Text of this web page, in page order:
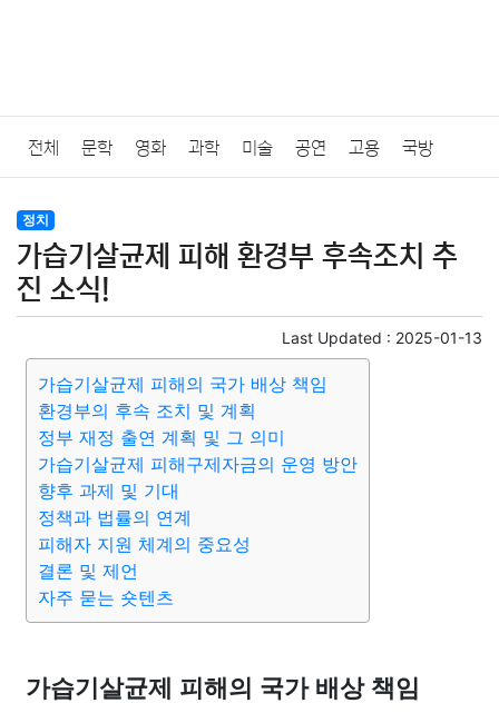
전체 문학 영화 과학 미술 공연 고용 국방
법률
질병 가요 방송 일상 주식 암호화폐 블록체인
미용 증권 인테리어
요리 상품리뷰 원예 금융 게임
대출 자동차 취미 여행 맛집 IT 컴퓨터
종교 사회 정치 건강
부동산 외국어
정치
가습기살균제 피해 환경부 후속조치 추
진 소식!
Last Updated : 2025-01-13
가습기살균제 피해의 국가 배상 책임
환경부의 후속 조치 및 계획
정부 재정 출연 계획 및 그 의미
가습기살균제 피해구제자금의 운영 방안
향후 과제 및 기대
정책과 법률의 연계
피해자 지원 체계의 중요성
결론 및 제언
자주 묻는 숏텐츠
가습기살균제 피해의 국가 배상 책임